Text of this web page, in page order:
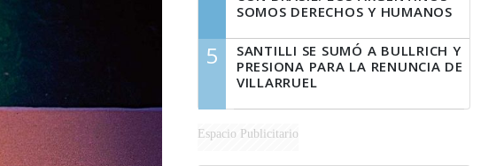
SOMOS DERECHOS Y HUMANOS
5
SANTILLI SE SUMÓ A BULLRICH Y
PRESIONA PARA LA RENUNCIA DE
VILLARRUEL
Espacio Publicitario